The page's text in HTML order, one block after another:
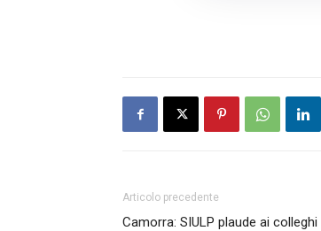
Articolo precedente
Camorra: SIULP plaude ai